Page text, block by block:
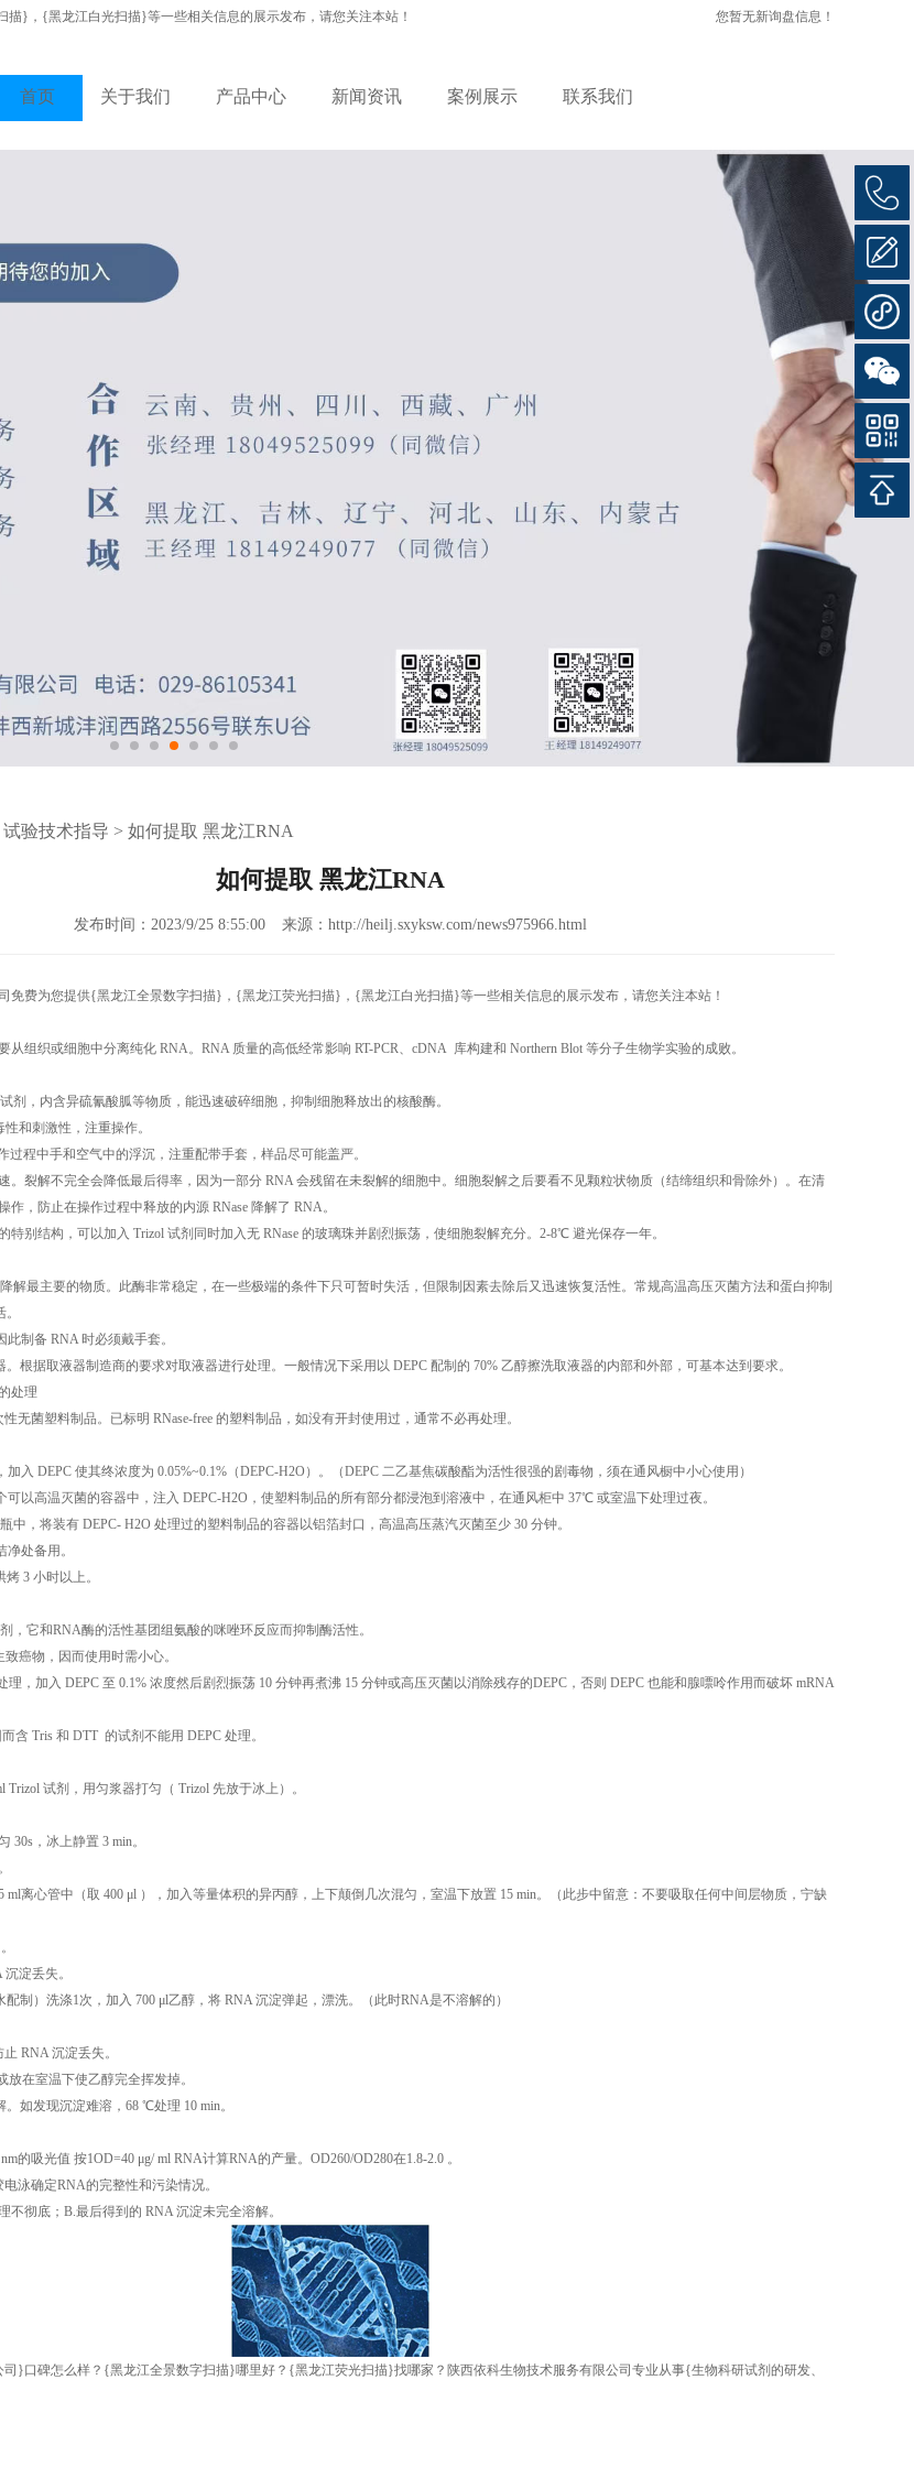
描}，{黑龙江白光扫描}等一些相关信息的展示发布，请您关注本站！ 您暂无新询盘信息！
首页 关于我们 产品中心 新闻资讯 案例展示 联系我们
试验技术指导 > 如何提取 黑龙江RNA
如何提取 黑龙江RNA
发布时间：2023/9/25 8:55:00 来源：http://heilj.sxyksw.com/news975966.html
免费为您提供{黑龙江全景数字扫描} ，{黑龙江荧光扫描}，{黑龙江白光扫描}等一些相关信息的展示发布，请您关注本站！
从组织或细胞中分离纯化 RNA。RNA 质量的高低经常影响 RT-PCR、cDNA 库构建和 Northern Blot 等分子生物学实验的成败。
剂，内含异硫氰酸胍等物质，能迅速破碎细胞，抑制细胞释放出的核酸酶。
和刺激性，注重操作。
过程中手和空气中的浮沉，注重配带手套，样品尽可能盖严。
。裂解不完全会降低最后得率，因为一部分 RNA 会残留在未裂解的细胞中。细胞裂解之后要看不见颗粒状物质（结缔组织和骨除外）。在清
，防止在操作过程中释放的内源 RNase 降解了 RNA。
特别结构，可以加入 Trizol 试剂同时加入无 RNase 的玻璃珠并剧烈振荡，使细胞裂解充分。2-8℃ 避光保存一年。
解最主要的物质。此酶非常稳定，在一些极端的条件下只可暂时失活，但限制因素去除后又迅速恢复活性。常规高温高压灭菌方法和蛋白抑制
制备 RNA 时必须戴手套。
。根据取液器制造商的要求对取液器进行处理。一般情况下采用以 DEPC 配制的 70% 乙醇擦洗取液器的内部和外部，可基本达到要求。
处理
性无菌塑料制品。已标明 RNase-free 的塑料制品，如没有开封使用过，通常不必再处理。
入 DEPC 使其终浓度为 0.05%~0.1%（DEPC-H2O）。（DEPC 二乙基焦碳酸酯为活性很强的剧毒物，须在通风橱中小心使用）
可以高温灭菌的容器中，注入 DEPC-H2O，使塑料制品的所有部分都浸泡到溶液中，在通风柜中 37℃ 或室温下处理过夜。
中，将装有 DEPC- H2O 处理过的塑料制品的容器以铝箔封口，高温高压蒸汽灭菌至少 30 分钟。
处备用。
3 小时以上。
，它和RNA酶的活性基团组氨酸的咪唑环反应而抑制酶活性。
癌物，因而使用时需小心。
理，加入 DEPC 至 0.1% 浓度然后剧烈振荡 10 分钟再煮沸 15 分钟或高压灭菌以消除残存的DEPC，否则 DEPC 也能和腺嘌呤作用而破坏 mRNA
含 Tris 和 DTT 的试剂不能用 DEPC 处理。
Trizol 试剂，用匀浆器打匀（ Trizol 先放于冰上）。
30s，冰上静置 3 min。
ml离心管中（取 400 μl ），加入等量体积的异丙醇，上下颠倒几次混匀，室温下放置 15 min。（此步中留意：不要吸取任何中间层物质，宁缺
淀丢失。
配制）洗涤1次，加入 700 μl乙醇，将 RNA 沉淀弹起，漂洗。（此时RNA是不溶解的）
RNA 沉淀丢失。
在室温下使乙醇完全挥发掉。
。如发现沉淀难溶，68 ℃处理 10 min。
的吸光值 按1OD=40 μg/ ml RNA计算RNA的产量。OD260/OD280在1.8-2.0 。
泳确定RNA的完整性和污染情况。
不彻底；B.最后得到的 RNA 沉淀未完全溶解。
}口碑怎么样？{黑龙江全景数字扫描}哪里好？{黑龙江荧光扫描}找哪家？陕西依科生物技术服务有限公司专业从事{生物科研试剂的研发、